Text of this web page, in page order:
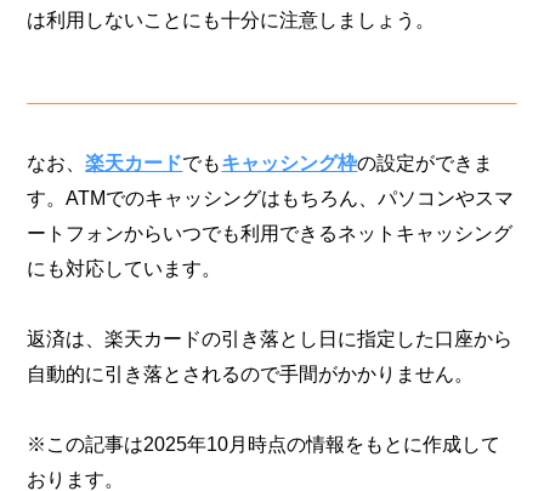
は利用しないことにも十分に注意しましょう。
なお、楽天カードでもキャッシング枠の設定ができま
す。ATMでのキャッシングはもちろん、パソコンやスマ
ートフォンからいつでも利用できるネットキャッシング
にも対応しています。
返済は、楽天カードの引き落とし日に指定した口座から
自動的に引き落とされるので手間がかかりません。
※この記事は2025年10月時点の情報をもとに作成して
おります。